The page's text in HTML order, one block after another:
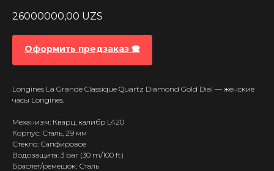
26000000,00 UZS
Оформить предзаказ 🕿
Longines La Grande Classique Quartz Diamond Gold Dial — женские
часы Longines.
Механизм: Кварц, калибр L420
Корпус: Сталь, 29 мм
Стекло: Сапфировое
Водозащита: 3 bar (30 m/100 ft)
Браслет/ремешок: Сталь